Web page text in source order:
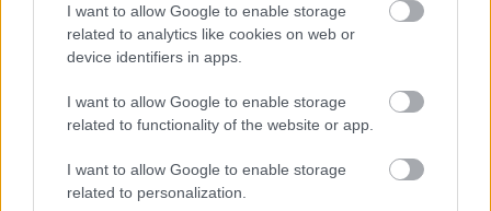
I want to allow Google to enable storage
related to analytics like cookies on web or
device identifiers in apps.
I want to allow Google to enable storage
related to functionality of the website or app.
I want to allow Google to enable storage
related to personalization.
monolitických základových pásoch s valbovou strechou s
nosnou konštrukciou z drevených lepených KVH a BSH
Hlavný vstup do objektu sa nachádza na 1NP zo SZ
nachádza technická miestnosť. Po prechode chodbou sa
dostaneme do nočnej časti domu. Na ľavej strane sa